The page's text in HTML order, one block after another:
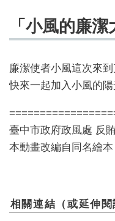
「小風的廉
廉潔使者小風這次來
快來一起加入小風的
臺中市政府政風處 反
本動畫改編自同名繪本
相關連結（或延伸閱